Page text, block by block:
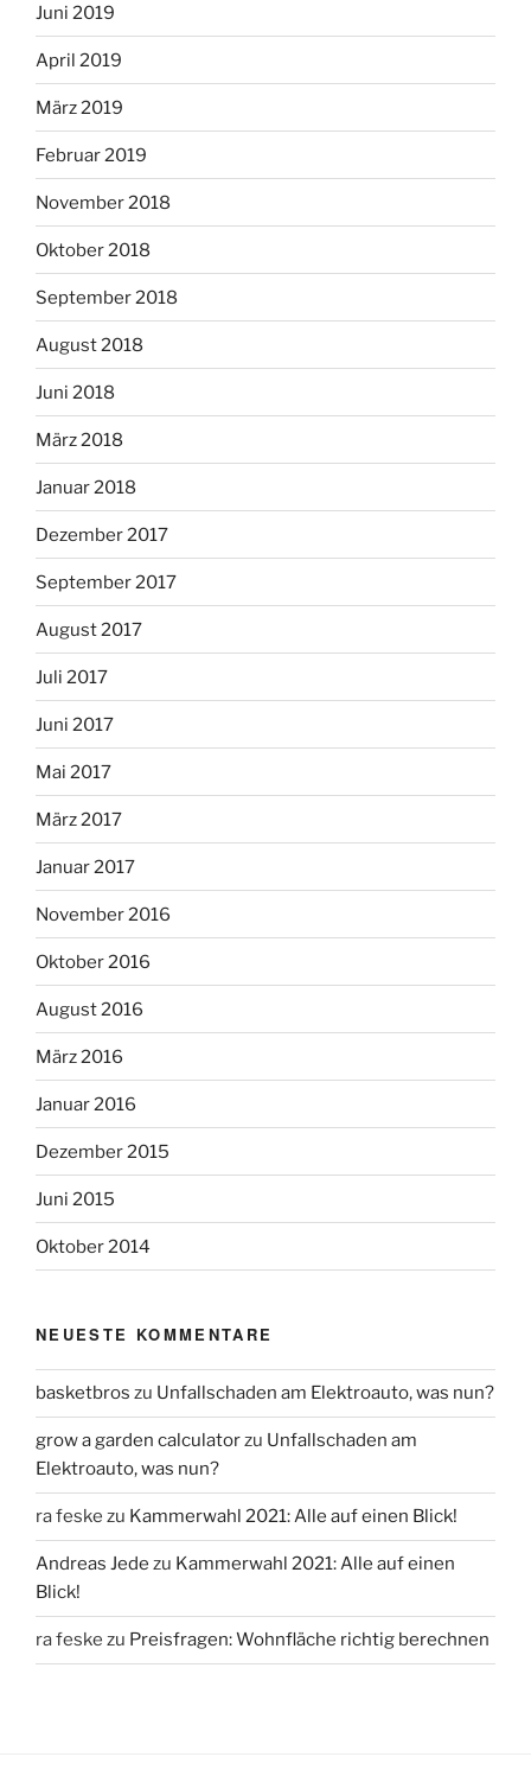
Juni 2019
April 2019
März 2019
Februar 2019
November 2018
Oktober 2018
September 2018
August 2018
Juni 2018
März 2018
Januar 2018
Dezember 2017
September 2017
August 2017
Juli 2017
Juni 2017
Mai 2017
März 2017
Januar 2017
November 2016
Oktober 2016
August 2016
März 2016
Januar 2016
Dezember 2015
Juni 2015
Oktober 2014
NEUESTE KOMMENTARE
basketbros zu Unfallschaden am Elektroauto, was nun?
grow a garden calculatorzu Unfallschaden am
Elektroauto, was nun?
ra feske zu Kammerwahl 2021: Alle auf einen Blick!
Andreas Jede zu Kammerwahl 2021: Alle auf einen
Blick!
ra feske zu Preisfragen: Wohnfläche richtig berechnen